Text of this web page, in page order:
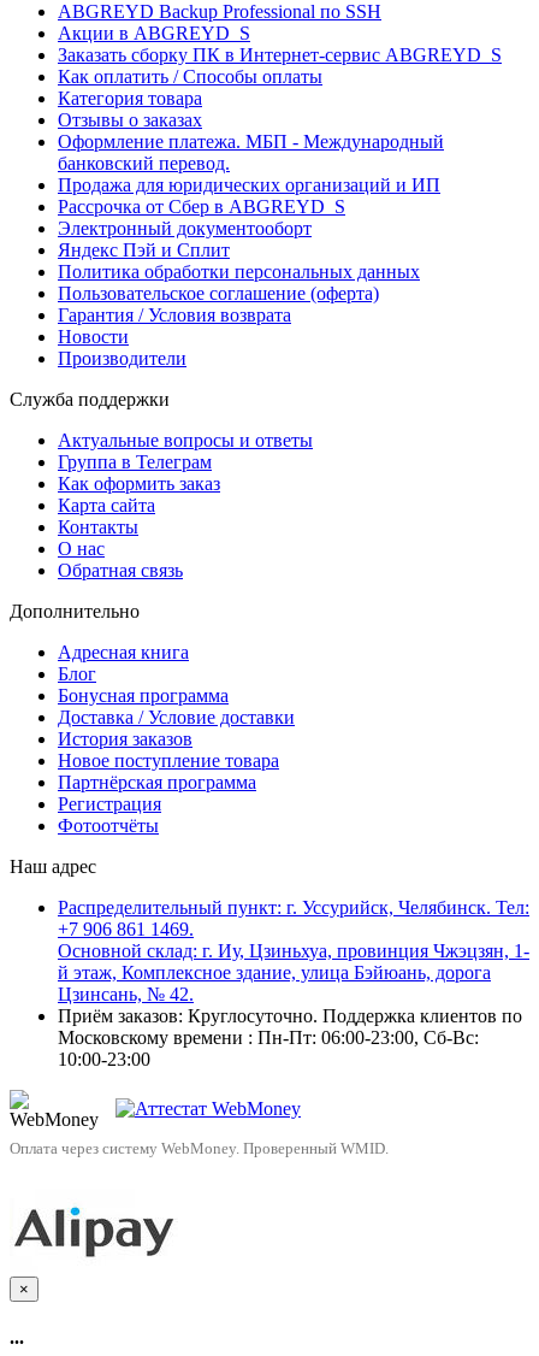
ABGREYD Backup Professional по SSH
Акции в ABGREYD_S
Заказать сборку ПК в Интернет-сервис ABGREYD_S
Как оплатить / Способы оплаты
Категория товара
Отзывы о заказах
Оформление платежа. МБП - Международный
банковский перевод.
Продажа для юридических организаций и ИП
Рассрочка от Сбер в ABGREYD_S
Электронный документооборт
Яндекс Пэй и Сплит
Политика обработки персональных данных
Пользовательское соглашение (оферта)
Гарантия / Условия возврата
Новости
Производители
Служба поддержки
Актуальные вопросы и ответы
Группа в Телеграм
Как оформить заказ
Карта сайта
Контакты
О нас
Обратная связь
Дополнительно
Адресная книга
Блог
Бонусная программа
Доставка / Условие доставки
История заказов
Новое поступление товара
Партнёрская программа
Регистрация
Фотоотчёты
Наш адрес
Распределительный пункт: г. Уссурийск, Челябинск. Тел:
+7 906 861 1469.
Основной склад: г. Иу, Цзиньхуа, провинция Чжэцзян, 1-
й этаж, Комплексное здание, улица Бэйюань, дорога
Цзинсань, № 42.
Приём заказов: Круглосуточно. Поддержка клиентов по
Московскому времени : Пн-Пт: 06:00-23:00, Сб-Вс:
10:00-23:00
Оплата через систему WebMoney. Проверенный WMID.
×
...